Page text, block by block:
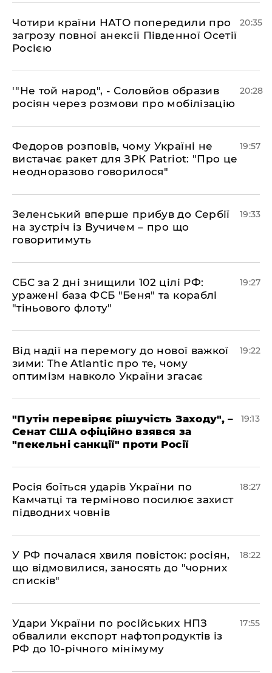
​Чотири країни НАТО попередили про
загрозу повної анексії Південної Осетії
Росією
20:35
​'"Не той народ", - Соловйов образив
росіян через розмови про мобілізацію
20:28
​Федоров розповів, чому Україні не
вистачає ракет для ЗРК Patriot: "Про це
неодноразово говорилося"
19:57
​Зеленський вперше прибув до Сербії
на зустріч із Вучичем – про що
говоритимуть
19:33
​СБС за 2 дні знищили 102 цілі РФ:
уражені база ФСБ "Беня" та кораблі
"тіньового флоту"
19:27
​Від надії на перемогу до нової важкої
зими: The Atlantic про те, чому
оптимізм навколо України згасає
19:22
​"Путін перевіряє рішучість Заходу", –
Сенат США офіційно взявся за
"пекельні санкції" проти Росії
19:13
​Росія боїться ударів України по
Камчатці та терміново посилює захист
підводних човнів
18:27
​У РФ почалася хвиля повісток: росіян,
що відмовилися, заносять до "чорних
списків"
18:22
​Удари України по російських НПЗ
обвалили експорт нафтопродуктів із
РФ до 10-річного мінімуму
17:55